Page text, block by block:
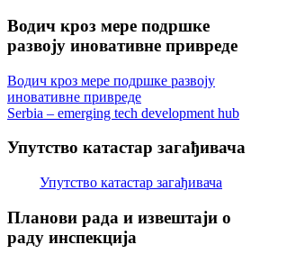
Водич кроз мере подршке
развоју иновативне привреде
Водич кроз мере подршке развоју
иновативне привреде
Serbia – emerging tech development hub
Упутство катастар загађивача
Упутство катастар загађивача
Планови рада и извештаји о
раду инспекција